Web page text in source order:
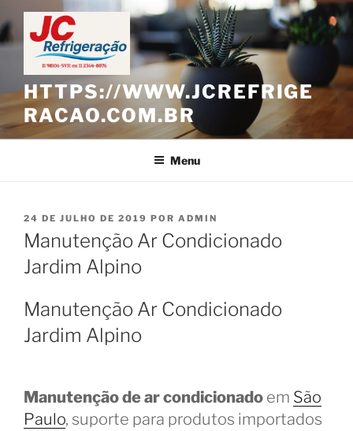
Pular
para
o
conteúdo
HTTPS://WWW.JCREFRIGE
RACAO.COM.BR
Menu
PUBLICADO
EM
24 DE JULHO DE 2019 POR ADMIN
Manutenção Ar Condicionado
Jardim Alpino
Manutenção Ar Condicionado
Jardim Alpino
Manutenção de ar condicionado em São
Paulo, suporte para produtos importados